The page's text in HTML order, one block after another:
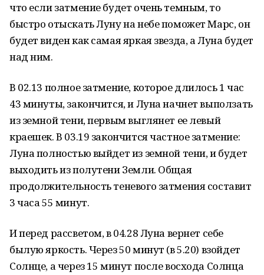
что если затмение будет очень темным, то
быстро отыскать Луну на небе поможет Марс, он
будет виден как самая яркая звезда, а Луна будет
над ним.
В 02.13 полное затмение, которое длилось 1 час
43 минуты, закончится, и Луна начнет выползать
из земной тени, первым выглянет ее левый
краешек. В 03.19 закончится частное затмение:
Луна полностью выйдет из земной тени, и будет
выходить из полутени Земли. Общая
продолжительность теневого затмения составит
3 часа 55 минут.
И перед рассветом, в 04.28 Луна вернет себе
былую яркость. Через 50 минут (в 5.20) взойдет
Солнце, а через 15 минут после восхода Солнца